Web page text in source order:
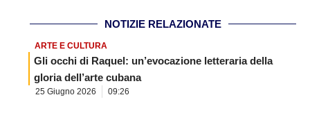
NOTIZIE RELAZIONATE
ARTE E CULTURA
Gli occhi di Raquel: un’evocazione letteraria della
gloria dell’arte cubana
25 Giugno 2026 09:26